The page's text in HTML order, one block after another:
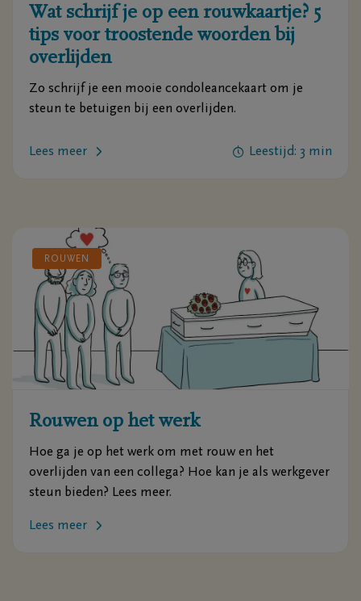
Wat schrijf je op een rouwkaartje? 5
tips voor troostende woorden bij
overlijden
Zo schrijf je een mooie condoleancekaart om je
steun te betuigen bij een overlijden.
Lees meer Leestijd: 3 min
ROUWEN
Rouwen op het werk
Hoe ga je op het werk om met rouw en het
overlijden van een collega? Hoe kan je als werkgever
steun bieden? Lees meer.
Lees meer